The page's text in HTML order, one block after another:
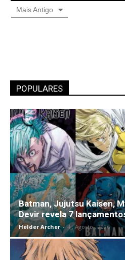
Mais Antigo
POPULARES
Batman, Jujutsu Kaisen,
Devir revela 7
Helder Archer - 4 , Agosto , 2026